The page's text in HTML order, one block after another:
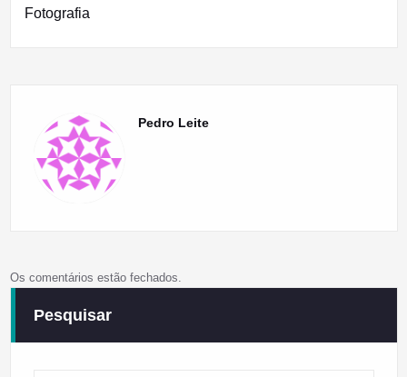
Fotografia
Pedro Leite
Os comentários estão fechados.
Pesquisar